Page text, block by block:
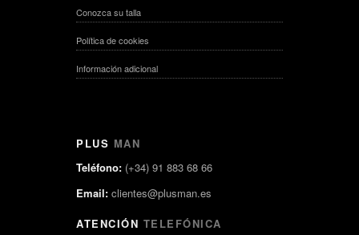
Conozca su talla
Política de cookies
Información adicional
PLUS MAN
Teléfono: (+34) 91 883 68 66
Email: clientes@plusman.es
ATENCIÓN TELEFÓNICA